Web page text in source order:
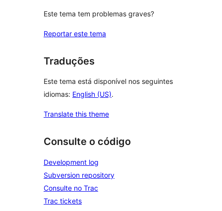
Este tema tem problemas graves?
Reportar este tema
Traduções
Este tema está disponível nos seguintes
idiomas: English (US).
Translate this theme
Consulte o código
Development log
Subversion repository
Consulte no Trac
Trac tickets